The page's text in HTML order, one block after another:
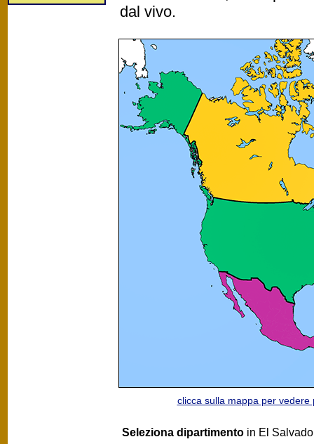
dal vivo.
clicca sulla mappa per vedere
Seleziona dipartimento in El